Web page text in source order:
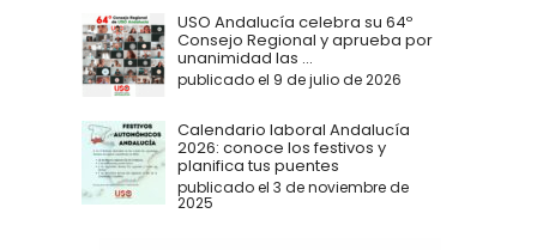
USO Andalucía celebra su 64º
Consejo Regional y aprueba por
unanimidad las ...
publicado el 9 de julio de 2026
Calendario laboral Andalucía
2026: conoce los festivos y
planifica tus puentes
publicado el 3 de noviembre de
2025